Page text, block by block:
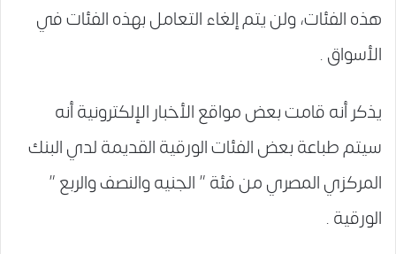
هذه الفئات، ولن يتم إلغاء التعامل بهذه الفئات في
الأسواق .
يذكر أنه قامت بعض مواقع الأخبار الإلكترونية أنه
سيتم طباعة بعض الفئات الورقية القديمة لدي البنك
المركزي المصري من فئة ” الجنيه والنصف والربع ”
الورقية .